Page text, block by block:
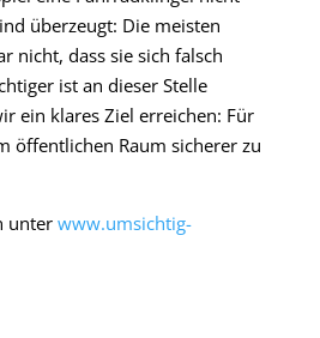
überzeugt: Die meisten
nicht, dass sie sich falsch
ist an dieser Stelle
ein klares Ziel erreichen: Für
öffentlichen Raum sicherer zu
unter www.umsichtig-